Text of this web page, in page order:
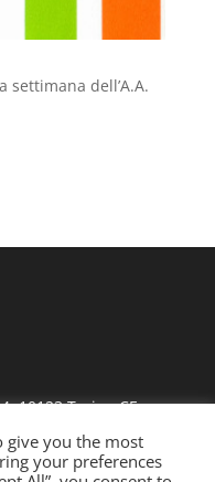
dell’A.A.
10123 Torino CF
give you the most
your preferences